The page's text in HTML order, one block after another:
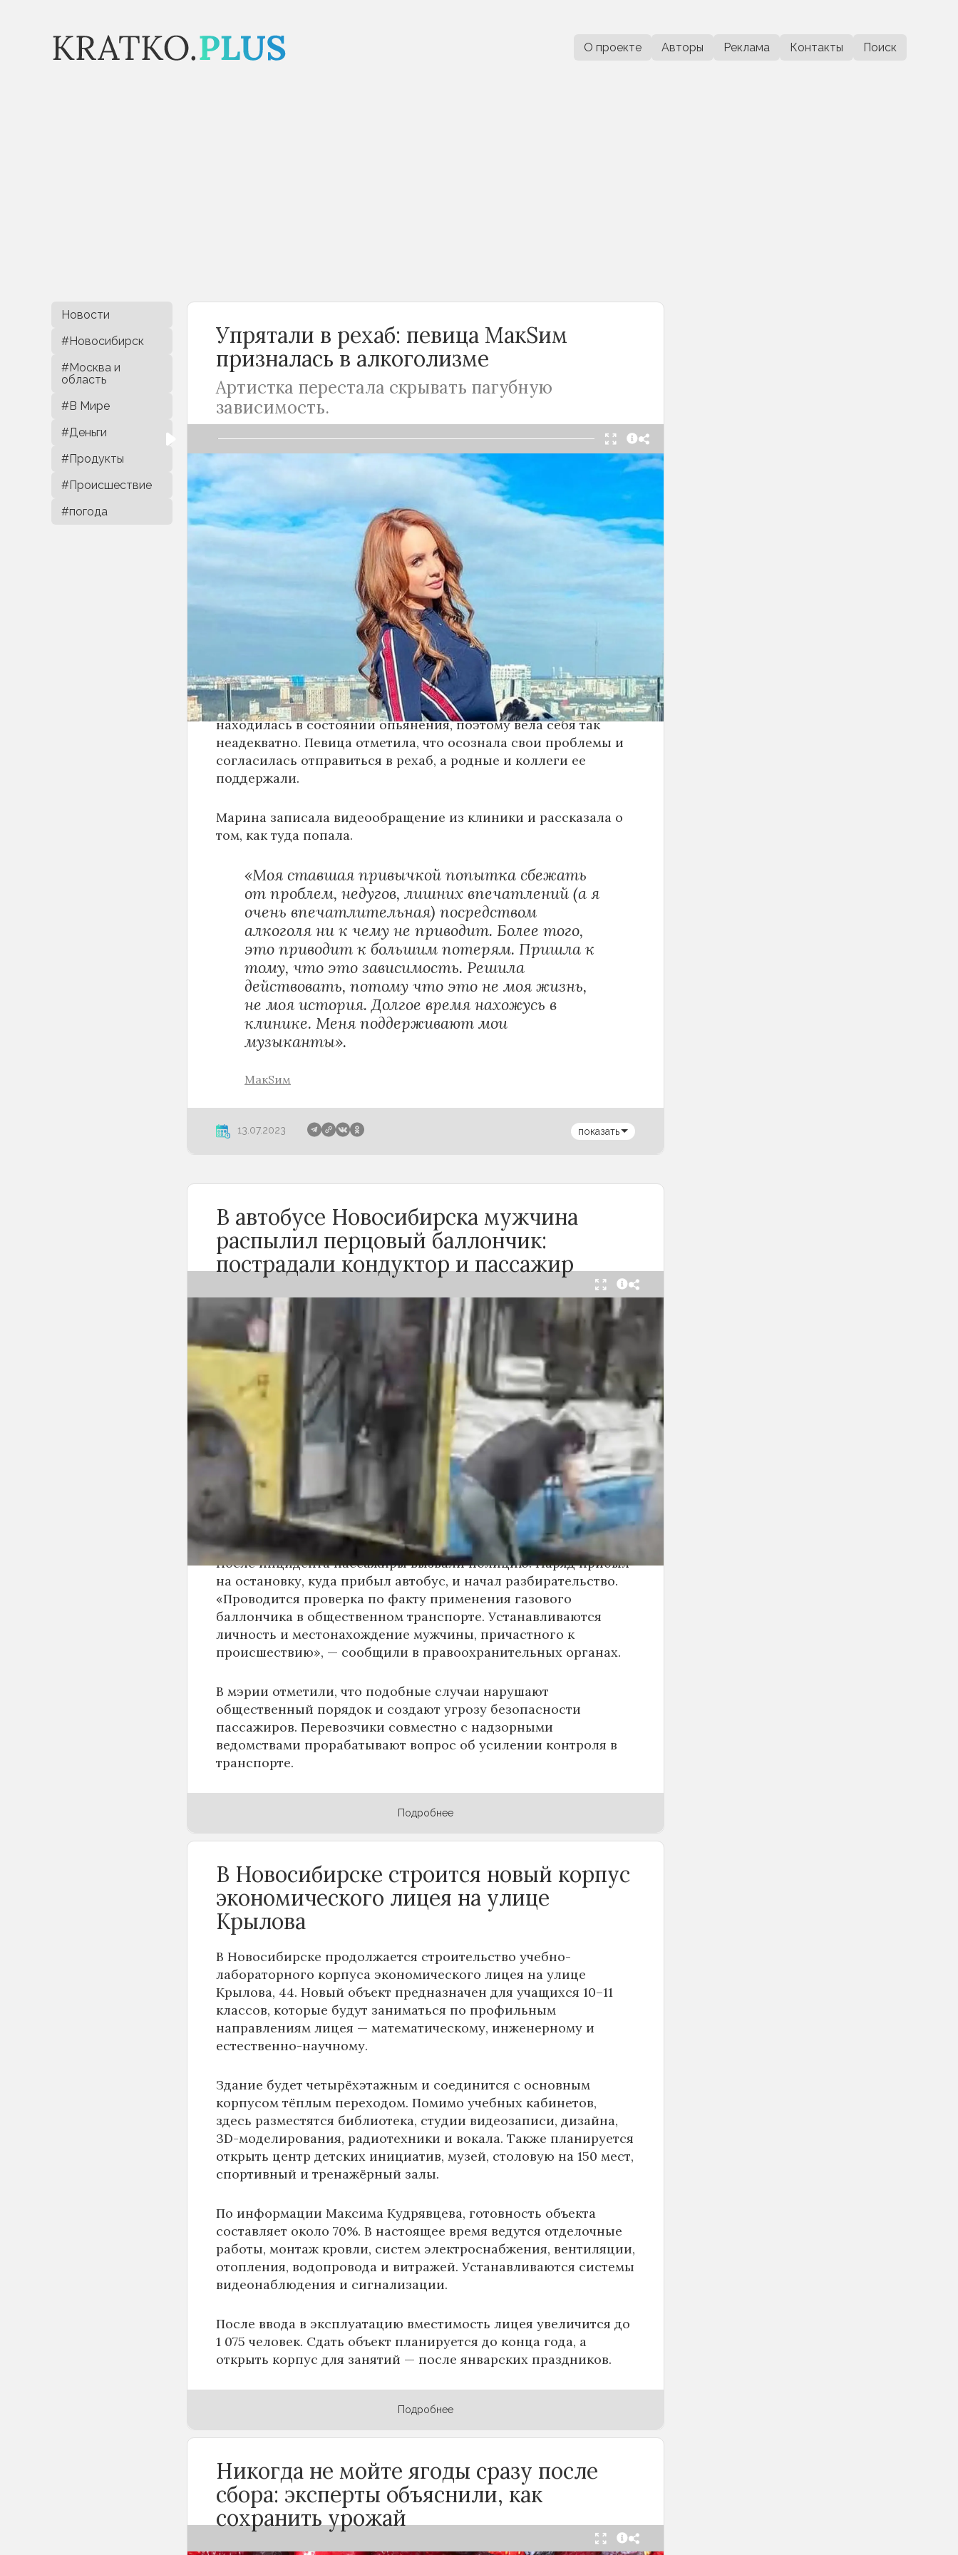
О проекте Авторы Реклама Контакты Поиск
Новости
#Новосибирск
#Москва и
область
#В Мире
#Деньги
#Продукты
#Происшествие
#погода
Упрятали в рехаб: певица МакSим
призналась в алкоголизме
Артистка перестала скрывать пагубную
зависимость.
Читать в Telegram
40-летняя Марина Максимова, выступающая под псевдонимом
МакSим, не так давно вернулась к жизни после тяжелой
болезни, а потом смогла восстановить и свою творческую
карьеру. Однако долго продержаться на сцене у артистки не
получилось, а ее масштабные гастроли завершились
скандалом. С тех пор певица пропала с радаров, но сегодня
внезапно вышла на связь и сообщила, что уже давно лежит в
МакSим увезли в реабилитационную клинику, где лечат
различные зависимости. Артистка призналась, что страдает
алкоголизмом, и сообщила, что на концерте в Сочи она тоже
находилась в состоянии опьянения, поэтому вела себя так
неадекватно. Певица отметила, что осознала свои проблемы и
согласилась отправиться в рехаб, а родные и коллеги ее
поддержали.
Марина записала видеообращение из клиники и рассказала о
том, как туда попала.
«Моя ставшая привычкой попытка сбежать
от проблем, недугов, лишних впечатлений (а я
очень впечатлительная) посредством
алкоголя ни к чему не приводит. Более того,
это приводит к большим потерям. Пришла к
тому, что это зависимость. Решила
действовать, потому что это не моя жизнь,
не моя история. Долгое время нахожусь в
клинике. Меня поддерживают мои
музыканты».
МакSим
13.07.2023 показать
В автобусе Новосибирска мужчина
распылил перцовый баллончик:
пострадали кондуктор и пассажир
Вечером 24 сентября в салоне автобуса маршрута №18 в
Новосибирске произошёл инцидент с применением перцового
баллончика. Как сообщили очевидцы в
Telegram-канале
«Инцидент Новосибирск»
, неизвестный мужчина с бородой
сначала вступил в перепалку с кондуктором, затем поссорился
с другими пассажирами. В ходе конфликта он достал газовый
баллончик и распылил его в салоне.
По предварительным данным, пострадали кондуктор и один из
пассажиров-мужчин. У них зафиксированы признаки
поражения слизистых оболочек. Медицинская помощь была
оказана на месте, их состояние оценивается как
удовлетворительное.
После инцидента пассажиры вызвали полицию. Наряд прибыл
на остановку, куда прибыл автобус, и начал разбирательство.
«Проводится проверка по факту применения газового
баллончика в общественном транспорте. Устанавливаются
личность и местонахождение мужчины, причастного к
происшествию», — сообщили в правоохранительных органах.
В мэрии отметили, что подобные случаи нарушают
общественный порядок и создают угрозу безопасности
пассажиров. Перевозчики совместно с надзорными
ведомствами прорабатывают вопрос об усилении контроля в
транспорте.
Подробнее
В Новосибирске строится новый корпус
экономического лицея на улице
Крылова
В Новосибирске продолжается строительство учебно-
лабораторного корпуса экономического лицея на улице
Крылова, 44. Новый объект предназначен для учащихся 10–11
классов, которые будут заниматься по профильным
направлениям лицея — математическому, инженерному и
естественно-научному.
Здание будет четырёхэтажным и соединится с основным
корпусом тёплым переходом. Помимо учебных кабинетов,
здесь разместятся библиотека, студии видеозаписи, дизайна,
3D-моделирования, радиотехники и вокала. Также планируется
открыть центр детских инициатив, музей, столовую на 150 мест,
спортивный и тренажёрный залы.
По информации Максима Кудрявцева, готовность объекта
составляет около 70%. В настоящее время ведутся отделочные
работы, монтаж кровли, систем электроснабжения, вентиляции,
отопления, водопровода и витражей. Устанавливаются системы
видеонаблюдения и сигнализации.
После ввода в эксплуатацию вместимость лицея увеличится до
1 075 человек. Сдать объект планируется до конца года, а
открыть корпус для занятий — после январских праздников.
Подробнее
Никогда не мойте ягоды сразу после
сбора: эксперты объяснили, как
сохранить урожай